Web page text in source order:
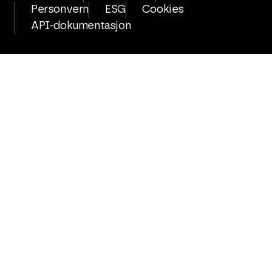
Personvern
ESG
Cookies
API-dokumentasjon